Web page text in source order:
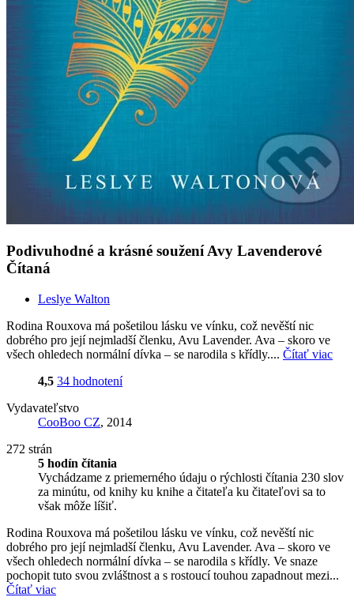
Podivuhodné a krásné soužení Avy Lavenderové
Čítaná
Leslye Walton
Rodina Rouxova má pošetilou lásku ve vínku, což nevěští nic
dobrého pro její nejmladší členku, Avu Lavender. Ava – skoro ve
všech ohledech normální dívka – se narodila s křídly.... Čítať viac
4,5 34 hodnotení
Vydavateľstvo
CooBoo CZ, 2014
272 strán
5 hodín čítania
Vychádzame z priemerného údaju o rýchlosti čítania 230 slov
za minútu, od knihy ku knihe a čitateľa ku čitateľovi sa to
však môže líšiť.
Rodina Rouxova má pošetilou lásku ve vínku, což nevěští nic
dobrého pro její nejmladší členku, Avu Lavender. Ava – skoro ve
všech ohledech normální dívka – se narodila s křídly. Ve snaze
pochopit tuto svou zvláštnost a s rostoucí touhou zapadnout mezi...
Čítať viac